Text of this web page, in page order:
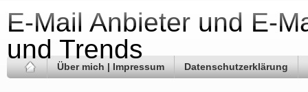
E-Mail Anbieter und E-
und Trends
Über mich | Impressum Datenschutzerklärung